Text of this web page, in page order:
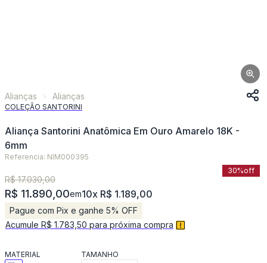
Alianças Alianças
COLEÇÃO SANTORINI
Aliança Santorini Anatômica Em Ouro Amarelo 18K -
6mm
Referencia: NIM000395
30%off
R$ 17.030,00
R$ 11.890,00em10x R$ 1.189,00
Pague com Pix e ganhe 5% OFF
Acumule R$ 1.783,50 para próxima compra
MATERIAL TAMANHO